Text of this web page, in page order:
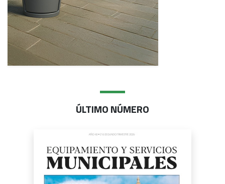
ÚLTIMO NÚMERO